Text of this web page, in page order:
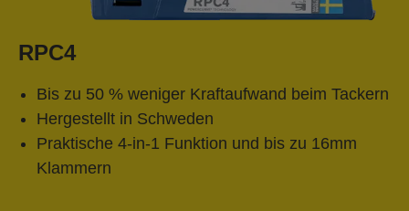
RPC4
Bis zu 50 % weniger Kraftaufwand beim Tackern
Hergestellt in Schweden
Praktische 4-in-1 Funktion und bis zu 16mm
Klammern